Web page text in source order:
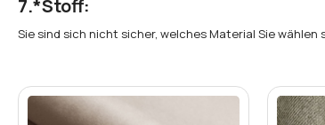
*Stoff:
Sie sind sich nicht sicher, welches Material Sie wählen